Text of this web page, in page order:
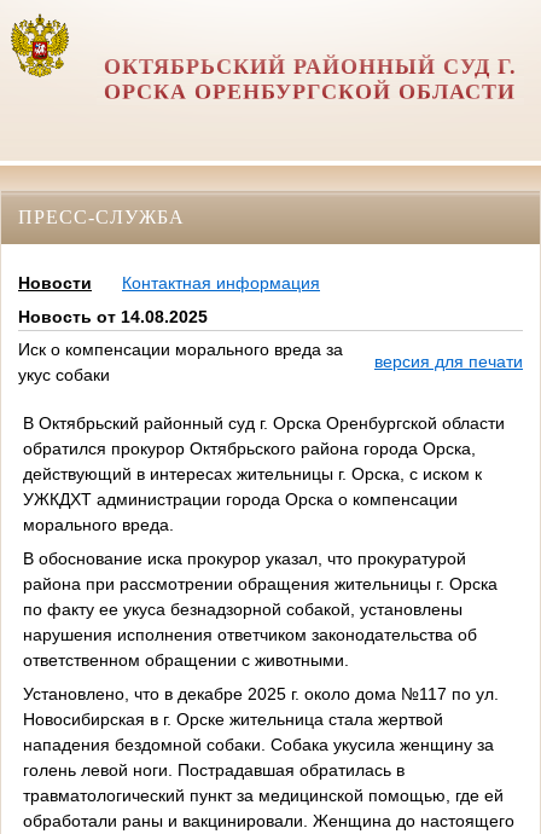
ОКТЯБРЬСКИЙ РАЙОННЫЙ СУД Г.
ОРСКА ОРЕНБУРГСКОЙ ОБЛАСТИ
ПРЕСС-СЛУЖБА
Новости
Контактная информация
Новость от 14.08.2025
Иск о компенсации морального вреда за
укус собаки
версия для печати
В Октябрьский районный суд г. Орска Оренбургской области
обратился прокурор Октябрьского района города Орска,
действующий в интересах жительницы г. Орска, с иском к
УЖКДХТ администрации города Орска о компенсации
морального вреда.
В обоснование иска прокурор указал, что прокуратурой
района при рассмотрении обращения жительницы г. Орска
по факту ее укуса безнадзорной собакой, установлены
нарушения исполнения ответчиком законодательства об
ответственном обращении с животными.
Установлено, что в декабре 2025 г. около дома №117 по ул.
Новосибирская в г. Орске жительница стала жертвой
нападения бездомной собаки. Собака укусила женщину за
голень левой ноги. Пострадавшая обратилась в
травматологический пункт за медицинской помощью, где ей
обработали раны и вакцинировали. Женщина до настоящего